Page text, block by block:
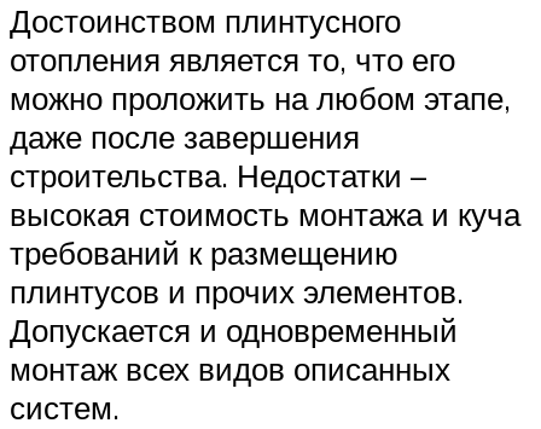
Достоинством плинтусного
отопления является то, что его
можно проложить на любом этапе,
даже после завершения
строительства. Недостатки –
высокая стоимость монтажа и куча
требований к размещению
плинтусов и прочих элементов.
Допускается и одновременный
монтаж всех видов описанных
систем.